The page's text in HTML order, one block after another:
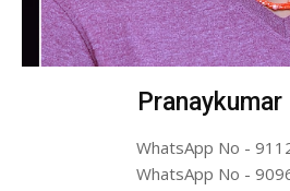
Pranaykumar
WhatsApp No -
WhatsApp No -